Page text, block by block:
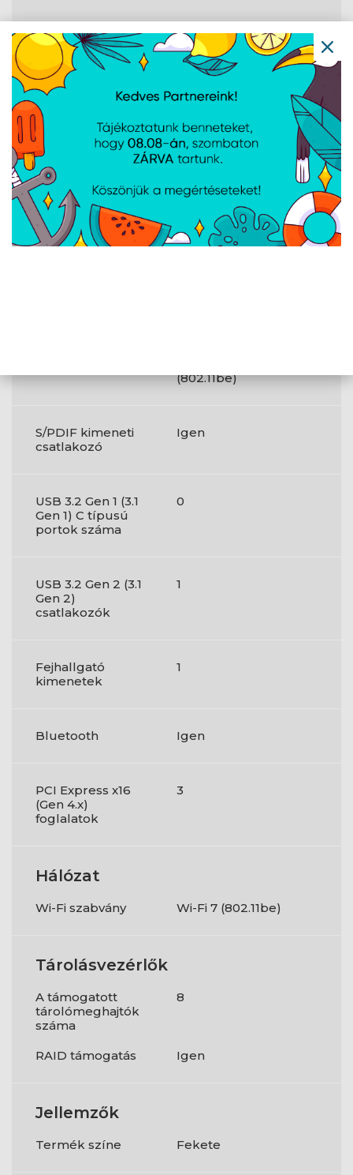
RGB LED tűfejes
csatlakozó
Igen
VGA (D-Sub)
portok száma
DVI-D portok
száma
(802.11be)
S/PDIF kimeneti
csatlakozó
Igen
USB 3.2 Gen 1 (3.1
Gen 1) C típusú
portok száma
0
USB 3.2 Gen 2 (3.1
Gen 2)
csatlakozók
1
Fejhallgató
kimenetek
1
Bluetooth Igen
PCI Express x16
(Gen 4.x)
foglalatok
3
Hálózat
Wi-Fi szabvány Wi-Fi 7 (802.11be)
Tárolásvezérlők
A támogatott
tárolómeghajtók
száma
8
RAID támogatás Igen
Jellemzők
Termék színe Fekete